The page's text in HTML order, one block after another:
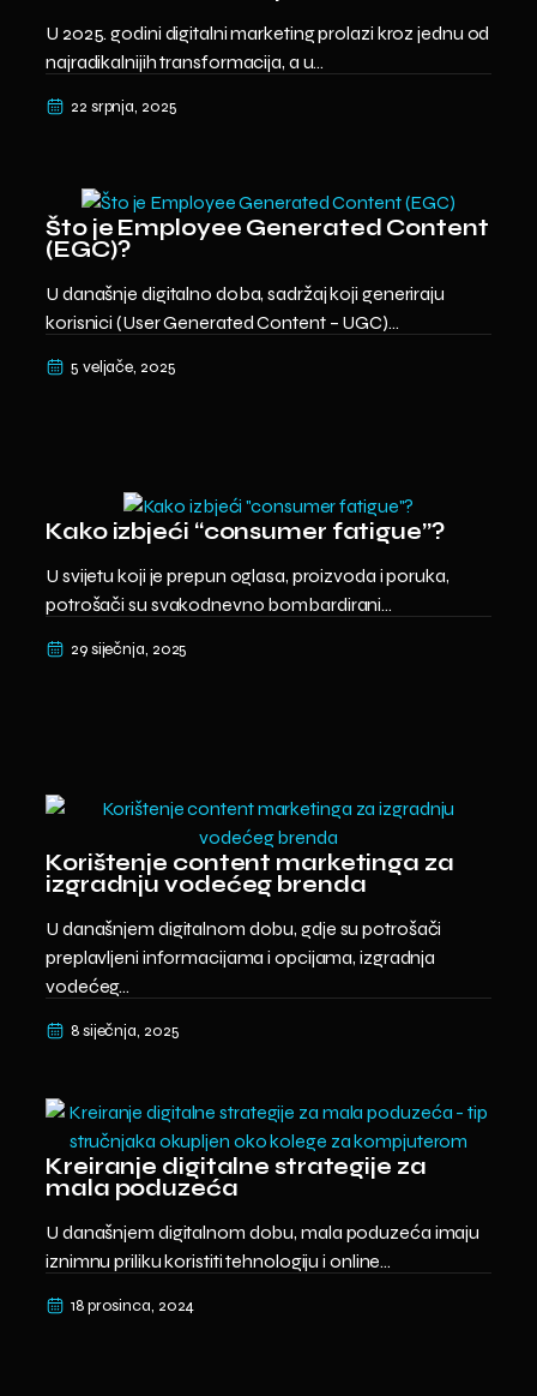
U 2025. godini digitalni marketing prolazi kroz jednu od
najradikalnijih transformacija, a u...
22 srpnja, 2025
Što je Employee Generated Content
(EGC)?
U današnje digitalno doba, sadržaj koji generiraju
korisnici (User Generated Content – UGC)...
5 veljače, 2025
Kako izbjeći “consumer fatigue”?
U svijetu koji je prepun oglasa, proizvoda i poruka,
potrošači su svakodnevno bombardirani...
29 siječnja, 2025
Korištenje content marketinga za
izgradnju vodećeg brenda
U današnjem digitalnom dobu, gdje su potrošači
preplavljeni informacijama i opcijama, izgradnja
vodećeg...
8 siječnja, 2025
Kreiranje digitalne strategije za
mala poduzeća
U današnjem digitalnom dobu, mala poduzeća imaju
iznimnu priliku koristiti tehnologiju i online...
18 prosinca, 2024